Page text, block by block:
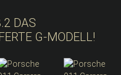
DAS
G-MODELL!